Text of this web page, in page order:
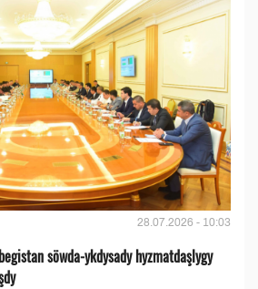
28.07.2026 - 10:03
söwda-ykdysady hyzmatdaşlygy